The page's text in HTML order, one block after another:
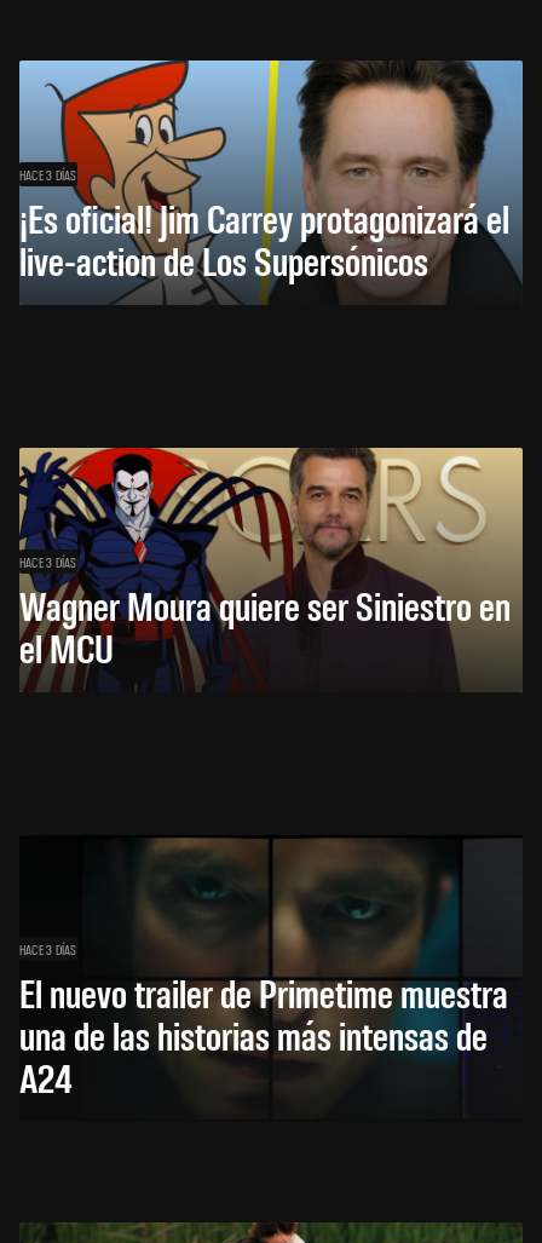
HACE 3 DÍAS
¡Es oficial! Jim Carrey protagonizará el
live-action de Los Supersónicos
HACE 3 DÍAS
Wagner Moura quiere ser Siniestro en
el MCU
HACE 3 DÍAS
El nuevo trailer de Primetime muestra
una de las historias más intensas de
A24